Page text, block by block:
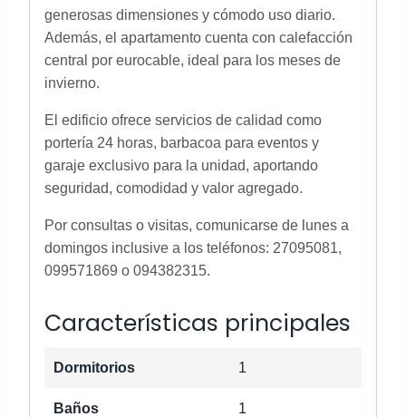
generosas dimensiones y cómodo uso diario.
Además, el apartamento cuenta con calefacción
central por eurocable, ideal para los meses de
invierno.
El edificio ofrece servicios de calidad como
portería 24 horas, barbacoa para eventos y
garaje exclusivo para la unidad, aportando
seguridad, comodidad y valor agregado.
Por consultas o visitas, comunicarse de lunes a
domingos inclusive a los teléfonos: 27095081,
099571869 o 094382315.
Características principales
Dormitorios 1
Baños 1